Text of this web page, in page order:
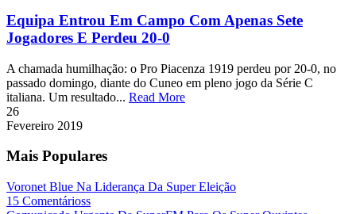
Equipa Entrou Em Campo Com Apenas Sete
Jogadores E Perdeu 20-0
A chamada humilhação: o Pro Piacenza 1919 perdeu por 20-0, no
passado domingo, diante do Cuneo em pleno jogo da Série C
italiana. Um resultado... Read More
26
Fevereiro 2019
Mais Populares
Voronet Blue Na Liderança Da Super Eleição
15 Comentárioss